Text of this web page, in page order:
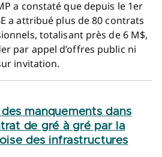
a constaté que depuis le 1er
a attribué plus de 80 contrats
totalisant près de 6 M$,
par appel d’offres public ni
invitation.
des manquements dans
de gré à gré par la
des infrastructures